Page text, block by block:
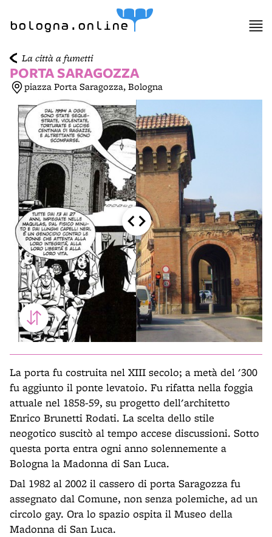
bologna.online
La città a fumetti
PORTA SARAGOZZA
piazza Porta Saragozza, Bologna
La porta fu costruita nel XIII secolo; a metà del '300
fu aggiunto il ponte levatoio. Fu rifatta nella foggia
attuale nel 1858-59, su progetto dell'architetto
Enrico Brunetti Rodati. La scelta dello stile
neogotico suscitò al tempo accese discussioni. Sotto
questa porta entra ogni anno solennemente a
Bologna la Madonna di San Luca.
Dal 1982 al 2002 il cassero di porta Saragozza fu
assegnato dal Comune, non senza polemiche, ad un
circolo gay. Ora lo spazio ospita il Museo della
Madonna di San Luca.